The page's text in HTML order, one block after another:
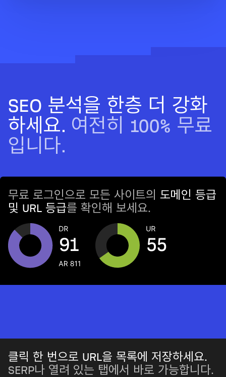
SEO 분석을 한층 더 강화
하세요. 여전히 100% 무료
입니다.
무료 로그인으로 모든 사이트의 도메인 등급
및 URL 등급를 확인해 보세요.
클릭 한 번으로 URL을 목록에 저장하세요.
SERP나 열려 있는 탭에서 바로 가능합니다.